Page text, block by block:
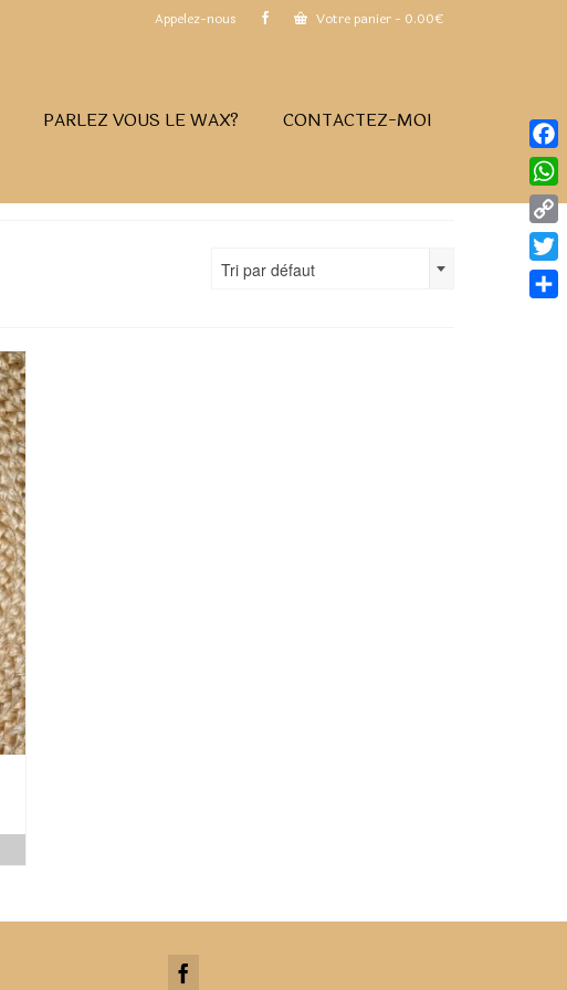
Appelez-nous Votre panier - 0.00€
PARLEZ VOUS LE WAX? CONTACTEZ-MOI
Tri par défaut
Copy
Link